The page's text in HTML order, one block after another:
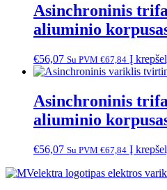
Asinchroninis
aliuminio
€56,07 Su PVM €67,84 Į
Asinchroninis
aliuminio
€56,07 Su PVM €67,84 Į